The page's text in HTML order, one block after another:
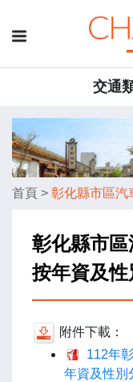
交通
首頁 > 彰化縣市區汽
彰化縣市區
按年資及性
附件下載：
112年
年資及性別